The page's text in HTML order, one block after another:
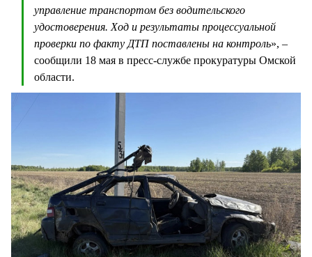
управление транспортом без водительского
удостоверения. Ход и результаты процессуальной
проверки по факту ДТП поставлены на контроль», –
сообщили 18 мая в пресс-службе прокуратуры Омской
области.